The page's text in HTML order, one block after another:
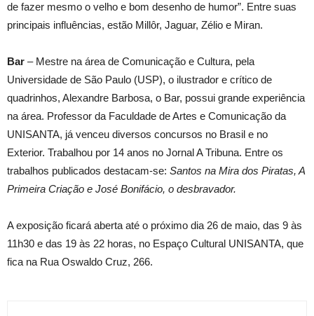
de fazer mesmo o velho e bom desenho de humor”. Entre suas
principais influências, estão Millôr, Jaguar, Zélio e Miran.
Bar – Mestre na área de Comunicação e Cultura, pela
Universidade de São Paulo (USP), o ilustrador e crítico de
quadrinhos, Alexandre Barbosa, o Bar, possui grande experiência
na área. Professor da Faculdade de Artes e Comunicação da
UNISANTA, já venceu diversos concursos no Brasil e no
Exterior. Trabalhou por 14 anos no Jornal A Tribuna. Entre os
trabalhos publicados destacam-se: Santos na Mira dos Piratas, A
Primeira Criação e José Bonifácio, o desbravador.
A exposição ficará aberta até o próximo dia 26 de maio, das 9 às
11h30 e das 19 às 22 horas, no Espaço Cultural UNISANTA, que
fica na Rua Oswaldo Cruz, 266.